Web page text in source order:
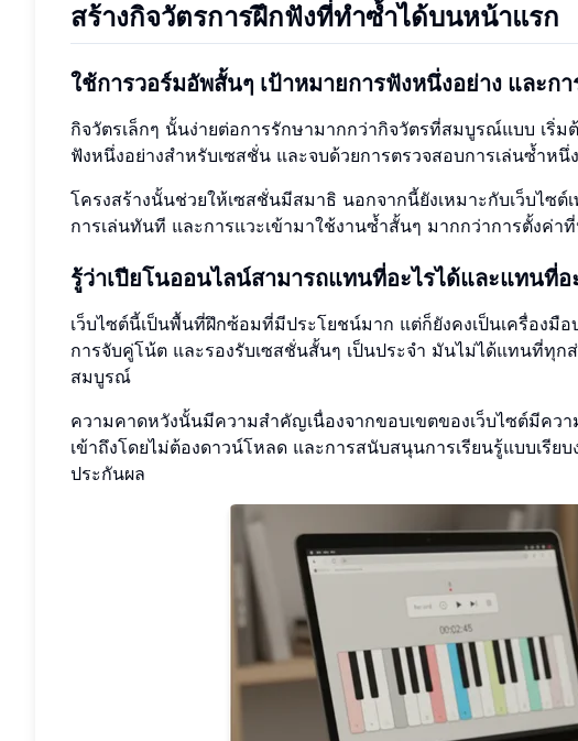
สร้างกิจวัตรการฝึกฟังที่ทำซ้ำได้บนหน้าแรก
ใช้การวอร์มอัพสั้นๆ เป้าหมายการฟังหนึ่งอย่าง และก
กิจวัตรเล็กๆ นั้นง่ายต่อการรักษามากกว่ากิจวัตรที่สมบูรณ์แบบ เริ่ม
ฟังหนึ่งอย่างสำหรับเซสชั่น และจบด้วยการตรวจสอบการเล่นซ้ำห
โครงสร้างนั้นช่วยให้เซสชั่นมีสมาธิ นอกจากนี้ยังเหมาะกับเว็บไซ
การเล่นทันที และการแวะเข้ามาใช้งานซ้ำสั้นๆ มากกว่าการตั้งค่า
รู้ว่าเปียโนออนไลน์สามารถแทนที่อะไรได้และแทนที่อ
เว็บไซต์นี้เป็นพื้นที่ฝึกซ้อมที่มีประโยชน์มาก แต่ก็ยังคงเป็นเครื่อง
การจับคู่โน้ต และรองรับเซสชั่นสั้นๆ เป็นประจำ มันไม่ได้แทนที่ทุก
สมบูรณ์
ความคาดหวังนั้นมีความสำคัญเนื่องจากขอบเขตของเว็บไซต์มีคว
เข้าถึงโดยไม่ต้องดาวน์โหลด และการสนับสนุนการเรียนรู้แบบเรี
ประกันผล